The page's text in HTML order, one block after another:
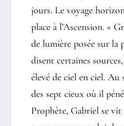
jours. Le voyage
place à l’Ascension. «
de lumière posée sur la
disent certaines
élevé de ciel en ciel. Au
des sept cieux où il
Prophète, Gabriel se vit